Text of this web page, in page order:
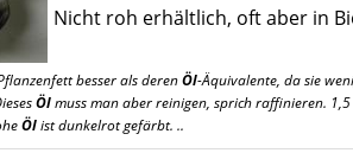
Nicht roh erhältlich, oft aber in
besser als derenÖl-Äquivalente, da sie
Ölmuss man aber reinigen, sprich raffinieren. 1,5
Ölist dunkelrot gefärbt. ..